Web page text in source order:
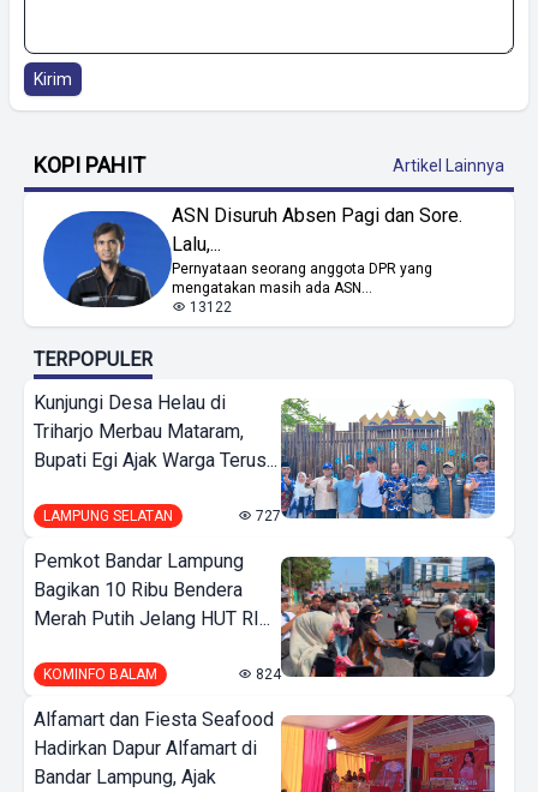
Kirim
KOPI PAHIT Artikel Lainnya
ASN Disuruh Absen Pagi dan Sore.
Lalu,...
Pernyataan seorang anggota DPR yang
mengatakan masih ada ASN...
13122
TERPOPULER
Kunjungi Desa Helau di
Triharjo Merbau Mataram,
Bupati Egi Ajak Warga Terus...
LAMPUNG SELATAN 727
Pemkot Bandar Lampung
Bagikan 10 Ribu Bendera
Merah Putih Jelang HUT RI...
KOMINFO BALAM 824
Alfamart dan Fiesta Seafood
Hadirkan Dapur Alfamart di
Bandar Lampung, Ajak